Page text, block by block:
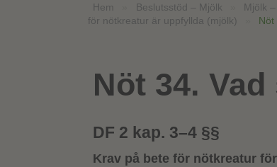
Hem Beslutsstöd – Mjölk Mjölk
för nötkreatur är uppfyllda (mjölk)
Nöt
Nöt 34.
DF 2 kap. 3–4 §§
Krav på bete för nötkreatur